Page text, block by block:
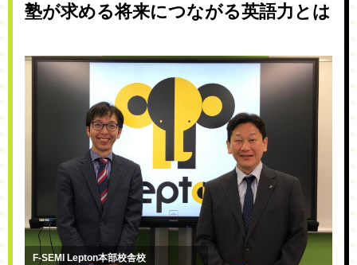
塾が求める将来につながる英語力とは
F-SEMI Lepton本部校舎校